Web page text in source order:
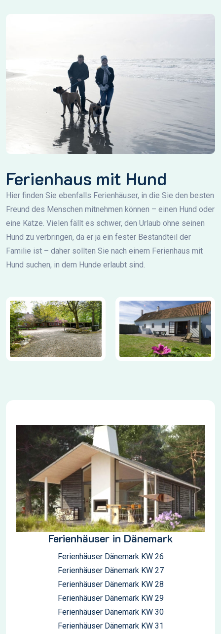
Ferienhaus mit Hund
Hier finden Sie ebenfalls Ferienhäuser, in die Sie den besten
Freund des Menschen mitnehmen können – einen Hund oder
eine Katze. Vielen fällt es schwer, den Urlaub ohne seinen
Hund zu verbringen, da er ja ein fester Bestandteil der
Familie ist – daher sollten Sie nach einem Ferienhaus mit
Hund suchen, in dem Hunde erlaubt sind.
Ferienhäuser in Dänemark
Ferienhäuser Dänemark KW 26
Ferienhäuser Dänemark KW 27
Ferienhäuser Dänemark KW 28
Ferienhäuser Dänemark KW 29
Ferienhäuser Dänemark KW 30
Ferienhäuser Dänemark KW 31